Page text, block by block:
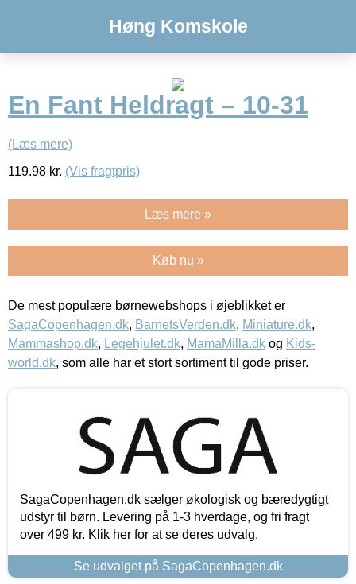
Høng Komskole
En Fant Heldragt – 10-31
(Læs mere)
119.98 kr. (Vis fragtpris)
Læs mere »
Køb nu »
De mest populære børnewebshops i øjeblikket er
SagaCopenhagen.dk, BarnetsVerden.dk, Miniature.dk,
Mammashop.dk, Legehjulet.dk, MamaMilla.dk og Kids-
world.dk, som alle har et stort sortiment til gode priser.
SagaCopenhagen.dk sælger økologisk og bæredygtigt
udstyr til børn. Levering på 1-3 hverdage, og fri fragt
over 499 kr. Klik her for at se deres udvalg.
Se udvalget på SagaCopenhagen.dk